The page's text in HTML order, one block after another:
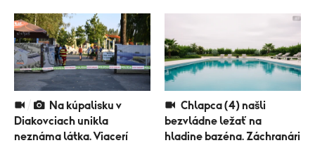
Diakovciach unikla
neznáma látka. Viacerí
bezvládne ležať na
hladine bazéna. Záchranári